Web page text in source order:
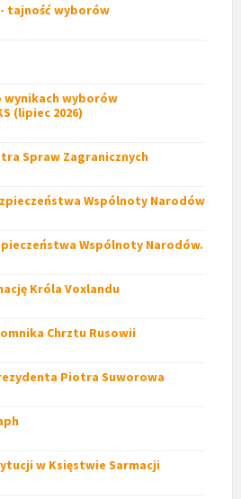
tajność wyborów
wynikach wyborów
(lipiec 2026)
Spraw Zagranicznych
Wspólnoty Narodów
Wspólnoty Narodów.
Króla Voxlandu
Chrztu Rusowii
Piotra Suworowa
w Księstwie Sarmacji